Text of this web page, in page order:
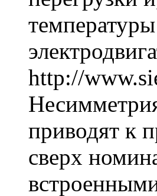
http://
приводят к
сверх